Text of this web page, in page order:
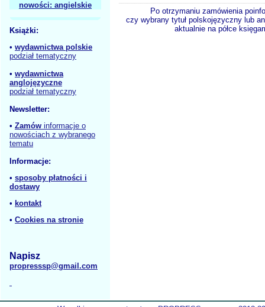
nowości: angielskie
Książki:
• wydawnictwa polskie
podział tematyczny
• wydawnictwa
anglojęzyczne
podział tematyczny
Newsletter:
• Zamów informacje o
nowościach z wybranego
tematu
Informacje:
• sposoby płatności i
dostawy
• kontakt
• Cookies na stronie
Napisz
propresssp@gmail.com
Po otrzymaniu zamówienia
czy wybrany tytuł polskojęzyczny lub
aktualnie na półce